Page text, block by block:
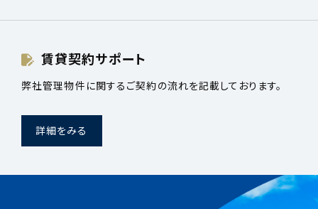
賃貸契約サポート
弊社管理物件に関するご契約の流れを記載しております。
詳細をみる